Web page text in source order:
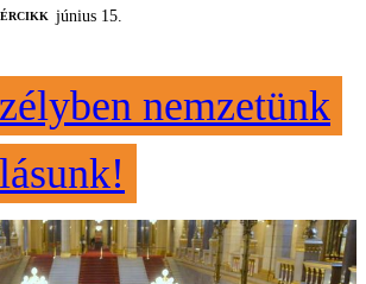
június 15.
nemzetünk